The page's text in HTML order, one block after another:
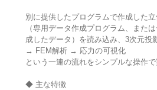
別に提供したプログラムで作成した
（専用データ作成プログラム、また
成したデータ）を読み込み、3次元投
→ FEM解析 → 応力の可視化
という一連の流れをシンプルな操作で
◆ 主な特徴